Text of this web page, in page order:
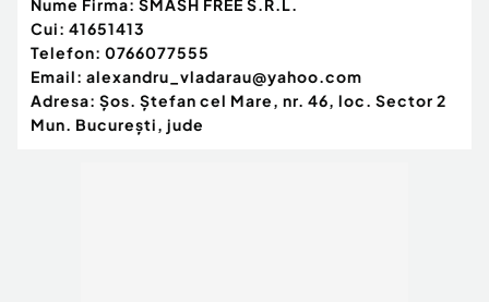
Nume Firma: SMASH FREE S.R.L.
Cui: 41651413
Telefon: 0766077555
Email: alexandru_vladarau@yahoo.com
Adresa: Şos. Ştefan cel Mare, nr. 46, loc. Sector 2
Mun. Bucureşti, jude